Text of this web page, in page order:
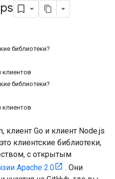
библиотеки?
клиентов
библиотеки?
клиентов
клиент Go и клиент Node.js
клиентские библиотеки,
с открытым
Apache 2.0
. Они